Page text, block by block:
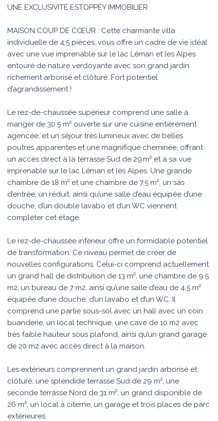
UNE EXCLUSIVITE ESTOPPEY IMMOBILIER
MAISON COUP DE CŒUR : Cette charmante villa
individuelle de 4,5 pièces, vous offre un cadre de vie idéal
avec une vue imprenable sur le lac Léman et les Alpes
entouré de nature verdoyante avec son grand jardin
richement arborisé et clôturé. Fort potentiel
d’agrandissement !
Le rez-de-chaussée supérieur comprend une salle à
manger de 30.5 m² ouverte sur une cuisine entièrement
agencée, et un séjour très lumineux avec de belles
poutres apparentes et une magnifique cheminée, offrant
un accès direct à la terrasse Sud de 29 m² et à sa vue
imprenable sur le lac Léman et les Alpes. Une grande
chambre de 18 m² et une chambre de 7.5 m², un sas
d’entrée, un réduit, ainsi qu’une salle d’eau équipée d’une
douche, d’un double lavabo et d’un WC viennent
compléter cet étage.
Le rez-de-chaussée inférieur offre un formidable potentiel
de transformation. Ce niveau permet de créer de
nouvelles configurations. Celui-ci comprend actuellement
un grand hall de distribution de 13 m², une chambre de 9.5
m2, un bureau de 7 m2, ainsi qu’une salle d’eau de 4.5 m²
équipée d’une douche, d’un lavabo et d’un WC. Il
comprend une partie sous-sol avec un hall avec un coin
buanderie, un local technique, une cave de 10 m2 avec
très faible hauteur sous plafond, ainsi qu’un grand garage
de 20 m2 avec accès direct à la maison.
Les extérieurs comprennent un grand jardin arborisé et
clôturé, une splendide terrasse Sud de 29 m², une
seconde terrasse Nord de 31 m², un grand disponible de
26 m², un local à citerne, un garage et trois places de parc
extérieures.